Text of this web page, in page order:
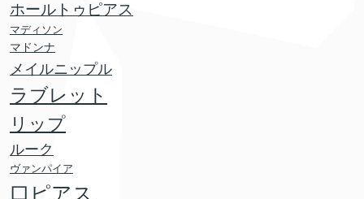
ホールトゥピアス
マディソン
マドンナ
メイルニップル
ラブレット
リップ
ルーク
ヴァンパイア
口ピアス